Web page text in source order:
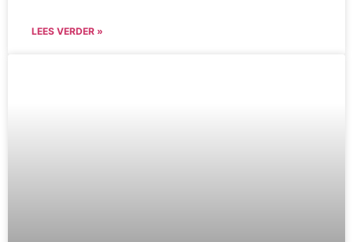
LEES VERDER »